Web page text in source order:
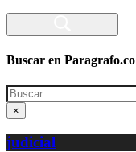
Buscar en Paragrafo.co
Search
×
judicial